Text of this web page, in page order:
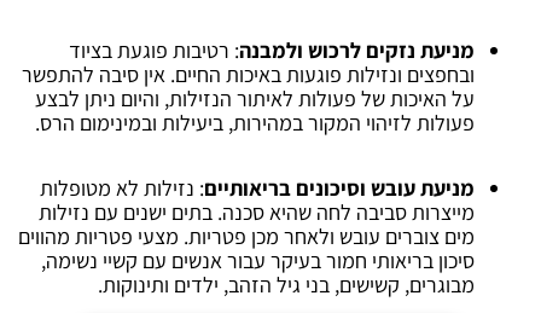
מניעת נזקים לרכוש ולמבנה: רטיבות פוגעת בציוד
ובחפצים ונזילות פוגעות באיכות החיים. אין סיבה להתפשר
על האיכות של פעולות לאיתור הנזילות, והיום ניתן לבצע
פעולות לזיהוי המקור במהירות, ביעילות ובמינימום הרס.
מניעת עובש וסיכונים בריאותיים: נזילות לא מטופלות
מייצרות סביבה לחה שהיא סכנה. בתים ישנים עם נזילות
מים צוברים עובש ולאחר מכן פטריות. מצעי פטריות מהווים
סיכון בריאותי חמור בעיקר עבור אנשים עם קשיי נשימה,
מבוגרים, קשישים, בני גיל הזהב, ילדים ותינוקות.